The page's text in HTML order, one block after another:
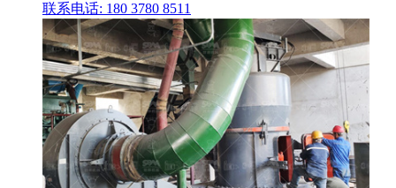
联系电话: 180 3780 8511